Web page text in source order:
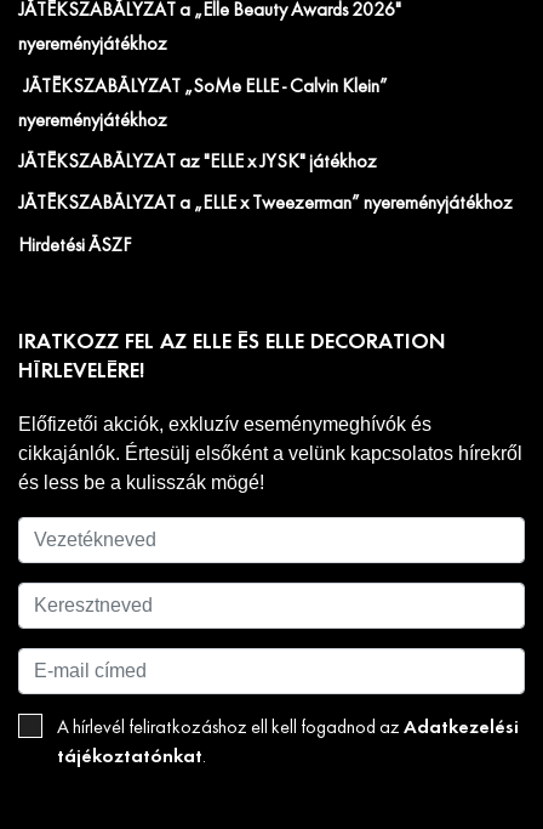
JÁTÉKSZABÁLYZAT a „Elle Beauty Awards 2026"
nyereményjátékhoz
JÁTÉKSZABÁLYZAT „SoMe ELLE - Calvin Klein”
nyereményjátékhoz
JÁTÉKSZABÁLYZAT az "ELLE x JYSK" játékhoz
JÁTÉKSZABÁLYZAT a „ELLE x Tweezerman” nyereményjátékhoz
Hirdetési ÁSZF
IRATKOZZ FEL AZ ELLE ÉS ELLE DECORATION
HÍRLEVELÉRE!
Előfizetői akciók, exkluzív eseménymeghívók és
cikkajánlók. Értesülj elsőként a velünk kapcsolatos hírekről
és less be a kulisszák mögé!
A hírlevél feliratkozáshoz ell kell fogadnod az Adatkezelési
tájékoztatónkat.